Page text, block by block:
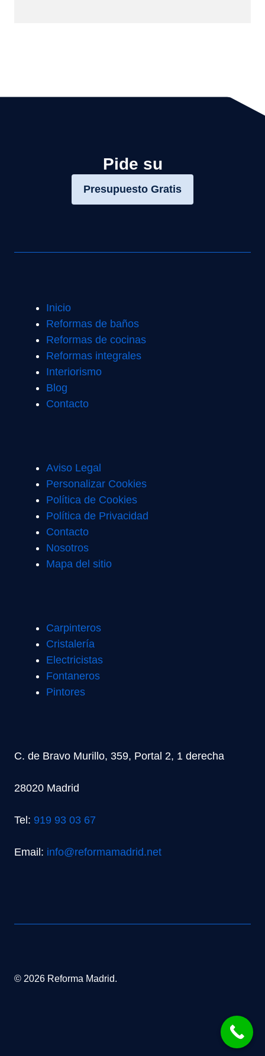
Pide su
Presupuesto Gratis
Inicio
Reformas de baños
Reformas de cocinas
Reformas integrales
Interiorismo
Blog
Contacto
Aviso Legal
Personalizar Cookies
Política de Cookies
Política de Privacidad
Contacto
Nosotros
Mapa del sitio
Carpinteros
Cristalería
Electricistas
Fontaneros
Pintores
C. de Bravo Murillo, 359, Portal 2, 1 derecha
28020 Madrid
Tel: 919 93 03 67
Email: info@reformamadrid.net
© 2026 Reforma Madrid.